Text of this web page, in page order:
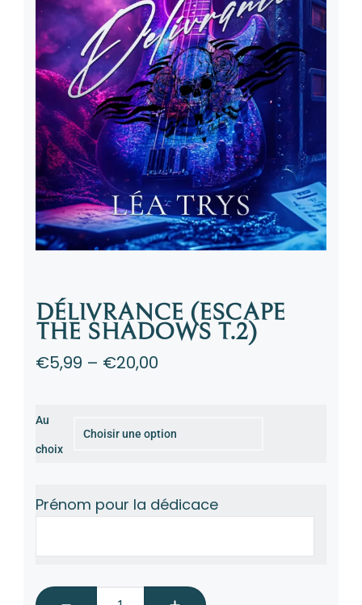
DÉLIVRANCE (ESCAPE
THE SHADOWS T.2)
€5,99 – €20,00
Au
choix
Prénom pour la dédicace